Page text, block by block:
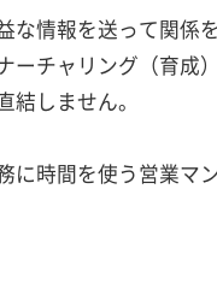
な情報を送って関係
ーチャリング（育成）
結しません。
に時間を使う営業マ